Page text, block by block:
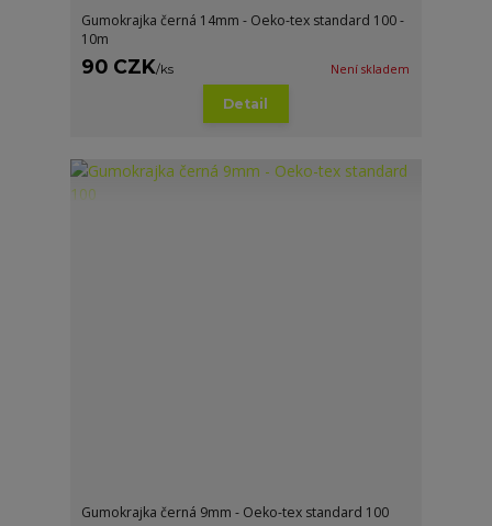
Gumokrajka černá 14mm - Oeko-tex standard 100 -
10m
90 CZK/ks Není skladem
Detail
Gumokrajka černá 9mm - Oeko-tex standard 100